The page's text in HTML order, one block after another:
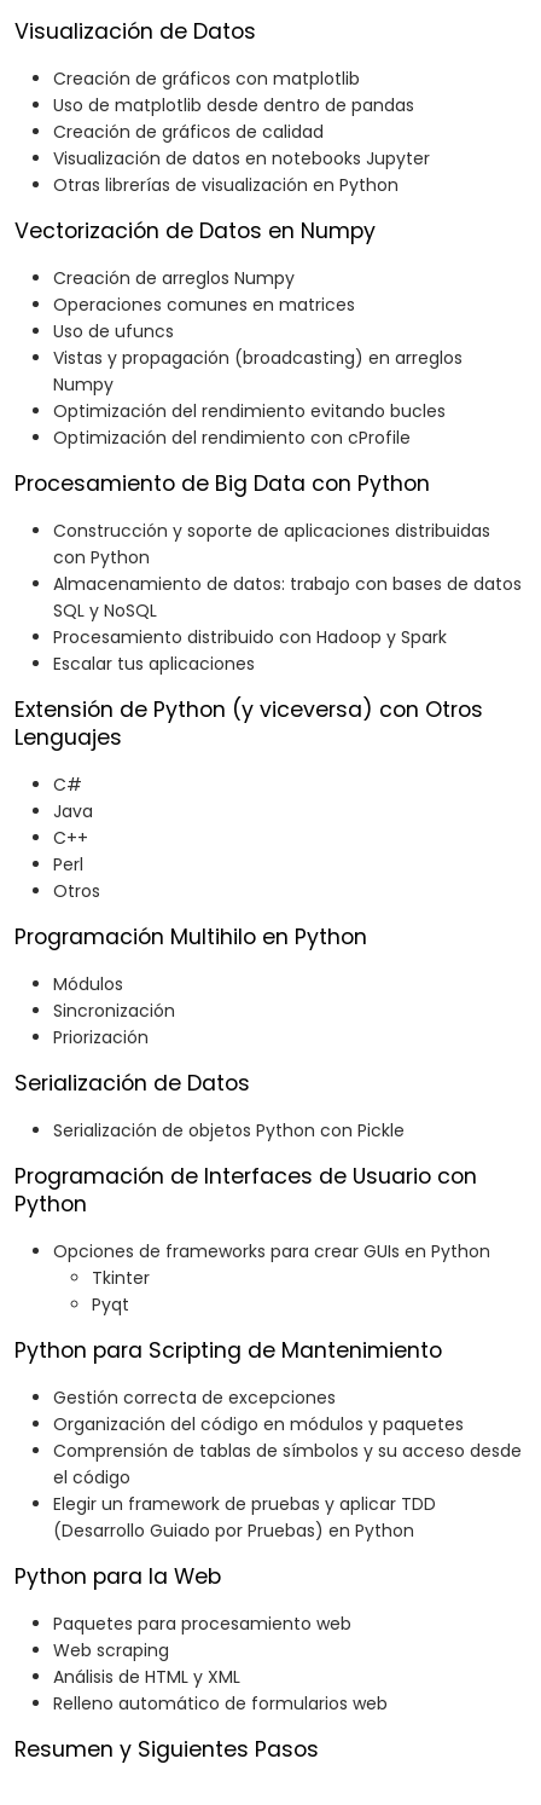
Visualización de Datos
Creación de gráficos con matplotlib
Uso de matplotlib desde dentro de pandas
Creación de gráficos de calidad
Visualización de datos en notebooks Jupyter
Otras librerías de visualización en Python
Vectorización de Datos en Numpy
Creación de arreglos Numpy
Operaciones comunes en matrices
Uso de ufuncs
Vistas y propagación (broadcasting) en arreglos
Numpy
Optimización del rendimiento evitando bucles
Optimización del rendimiento con cProfile
Procesamiento de Big Data con Python
Construcción y soporte de aplicaciones distribuidas
con Python
Almacenamiento de datos: trabajo con bases de datos
SQL y NoSQL
Procesamiento distribuido con Hadoop y Spark
Escalar tus aplicaciones
Extensión de Python (y viceversa) con Otros
Lenguajes
C#
Java
C++
Perl
Otros
Programación Multihilo en Python
Módulos
Sincronización
Priorización
Serialización de Datos
Serialización de objetos Python con Pickle
Programación de Interfaces de Usuario con
Python
Opciones de frameworks para crear GUIs en Python
Tkinter
Pyqt
Python para Scripting de Mantenimiento
Gestión correcta de excepciones
Organización del código en módulos y paquetes
Comprensión de tablas de símbolos y su acceso desde
el código
Elegir un framework de pruebas y aplicar TDD
(Desarrollo Guiado por Pruebas) en Python
Python para la Web
Paquetes para procesamiento web
Web scraping
Análisis de HTML y XML
Relleno automático de formularios web
Resumen y Siguientes Pasos